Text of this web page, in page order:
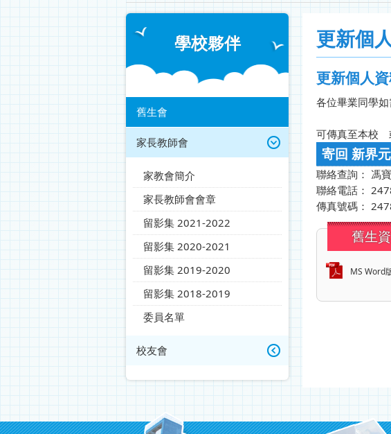
學校夥伴
舊生會
家長教師會
家教會簡介
家長教師會會章
留影集 2021-2022
留影集 2020-2021
留影集 2019-2020
留影集 2018-2019
委員名單
校友會
更新個
更新個人
各位畢業同學
可傳真至本校
寄回 新界
聯絡查詢： 馮
聯絡電話：
傳真號碼：
舊生
MS Word